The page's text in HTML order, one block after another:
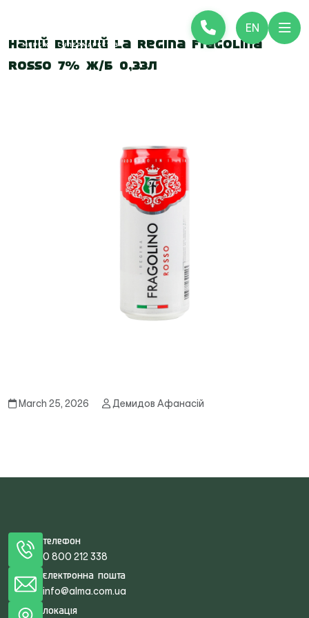
EN
Напій винний La Regina Fragolina
Rosso 7% ж/б 0,33л
March 25, 2026 Демидов Афанасій
Телефон
0 800 212 338
Електронна пошта
info@alma.com.ua
Локація